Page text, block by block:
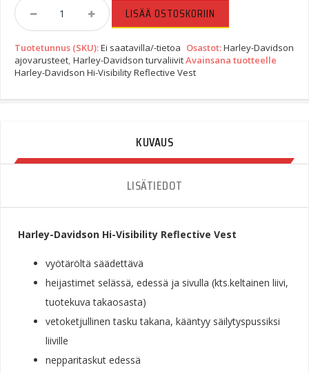
Harley-
Davidson
Visibility
Reflective
Vest
LISÄÄ OSTOSKORIIN
Tuotetunnus (SKU):Ei saatavilla/-tietoa Osastot:Harley-Davidson
ajovarusteet, Harley-Davidson turvaliivitAvainsana tuotteelle
Harley-Davidson Hi-Visibility Reflective Vest
KUVAUS
LISÄTIEDOT
Harley-Davidson Hi-Visibility Reflective Vest
vyötäröltä säädettävä
heijastimet selässä, edessä ja sivulla (kts.keltainen liivi,
tuotekuva takaosasta)
vetoketjullinen tasku takana, kääntyy säilytyspussiksi
liiville
nepparitaskut edessä